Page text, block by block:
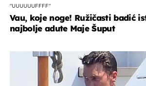
"UUUUUUFFFF"
Vau, koje noge! Ružičasti badić
najbolje adute Maje Šuput